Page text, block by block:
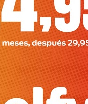
LOTERIAS
Bonoloto
Primitiva
El Gordo
Euromillones
Loteria